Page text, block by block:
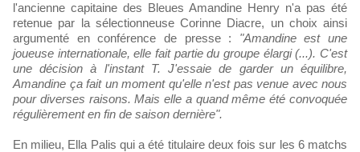
l'ancienne capitaine des Bleues Amandine Henry n'a pas été
retenue par la sélectionneuse Corinne Diacre, un choix ainsi
argumenté en conférence de presse : "Amandine est une
joueuse internationale, elle fait partie du groupe élargi (...). C'est
une décision à l'instant T. J'essaie de garder un équilibre,
Amandine ça fait un moment qu'elle n'est pas venue avec nous
pour diverses raisons. Mais elle a quand même été convoquée
régulièrement en fin de saison dernière".
En milieu, Ella Palis qui a été titulaire deux fois sur les 6 matchs